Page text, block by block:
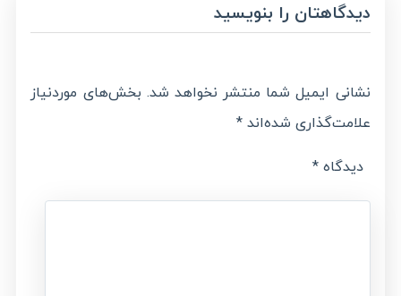
دیدگاهتان را بنویسید
نشانی ایمیل شما منتشر نخواهد شد. بخش‌های موردنیاز
علامت‌گذاری شده‌اند*
دیدگاه *